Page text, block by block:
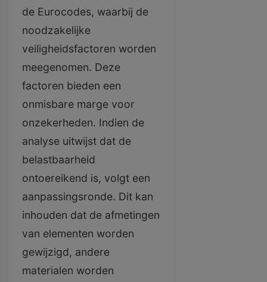
de Eurocodes, waarbij de
noodzakelijke
veiligheidsfactoren worden
meegenomen. Deze
factoren bieden een
onmisbare marge voor
onzekerheden. Indien de
analyse uitwijst dat de
belastbaarheid
ontoereikend is, volgt een
aanpassingsronde. Dit kan
inhouden dat de afmetingen
van elementen worden
gewijzigd, andere
materialen worden